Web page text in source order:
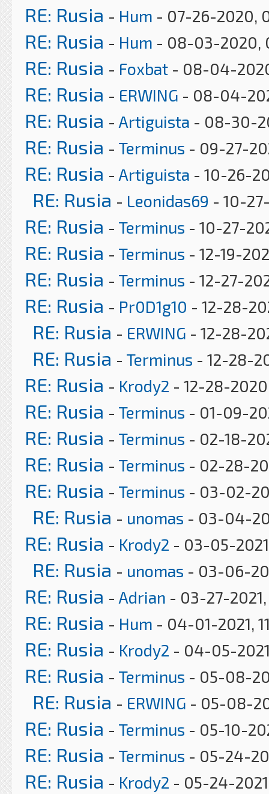
RE: Rusia - Hum - 07-26-2020,
RE: Rusia - Hum - 08-03-2020,
RE: Rusia - Foxbat - 08-04-
RE: Rusia - ERWING - 08-04-
RE: Rusia - Artiguista - 08-30-
RE: Rusia - Terminus - 09-27-
RE: Rusia - Artiguista - 10-26-
RE: Rusia - Leonidas69 - 10-
RE: Rusia - Terminus - 10-27-
RE: Rusia - Terminus - 12-19-
RE: Rusia - Terminus - 12-27-
RE: Rusia - Pr0D1g10 - 12-28-
RE: Rusia - ERWING - 12-28-
RE: Rusia - Terminus - 12-28-
RE: Rusia - Krody2 - 12-28-
RE: Rusia - Terminus - 01-09-
RE: Rusia - Terminus - 02-18-
RE: Rusia - Terminus - 02-28-
RE: Rusia - Terminus - 03-02-
RE: Rusia - unomas - 03-04-
RE: Rusia - Krody2 - 03-05-
RE: Rusia - unomas - 03-06-
RE: Rusia - Adrian - 03-27-2021,
RE: Rusia - Hum - 04-01-2021,
RE: Rusia - Krody2 - 04-05-
RE: Rusia - Terminus - 05-08-
RE: Rusia - ERWING - 05-08-
RE: Rusia - Terminus - 05-10-
RE: Rusia - Terminus - 05-24-
RE: Rusia - Krody2 - 05-24-